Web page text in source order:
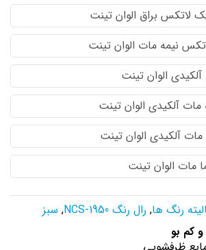
لاتكس براق الوان تینت
نيمه مات الوان تینت
الوان تینت
آلکیدی الوان تینت
آلکیدی الوان تینت
مات الوان تینت
رنگ ها, رال رنگ NCS-1950 , سبز
کم بو